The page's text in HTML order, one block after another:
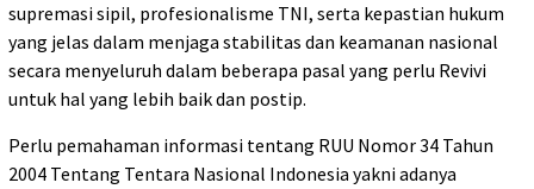
supremasi sipil, profesionalisme TNI, serta kepastian hukum
yang jelas dalam menjaga stabilitas dan keamanan nasional
secara menyeluruh dalam beberapa pasal yang perlu Revivi
untuk hal yang lebih baik dan postip.
Perlu pemahaman informasi tentang RUU Nomor 34 Tahun
2004 Tentang Tentara Nasional Indonesia yakni adanya